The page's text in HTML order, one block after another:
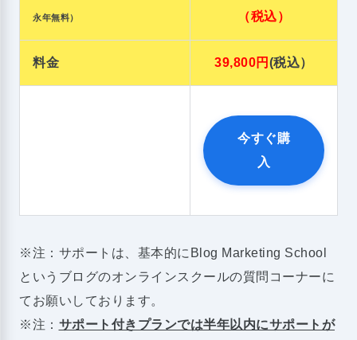
永年無料）
（税込）
料金 39,800円 (税込）
今すぐ購
入
※注：サポートは、基本的にBlog Marketing School
というブログのオンラインスクールの質問コーナーに
てお願いしております。
※注： サポート付きプランでは半年以内にサポートが